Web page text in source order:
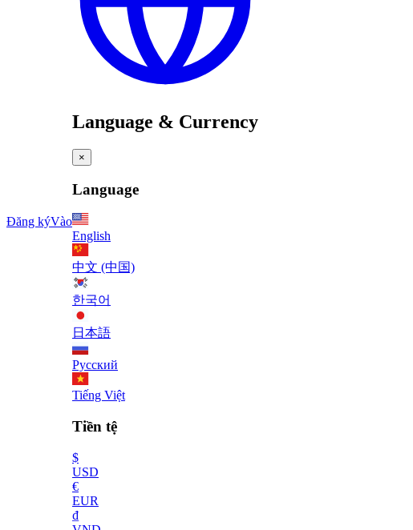
Đăng kýVào
Language & Currency
×
Language
English
中文 (中国)
한국어
日本語
Русский
Tiếng Việt
Tiền tệ
$
USD
€
EUR
₫